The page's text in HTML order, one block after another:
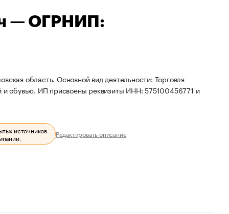
— ОГРНИП:
область. Основной вид деятельности: Торговля
и обувью. ИП присвоены реквизиты ИНН: 575100456771 и
источников.
Редактировать описание